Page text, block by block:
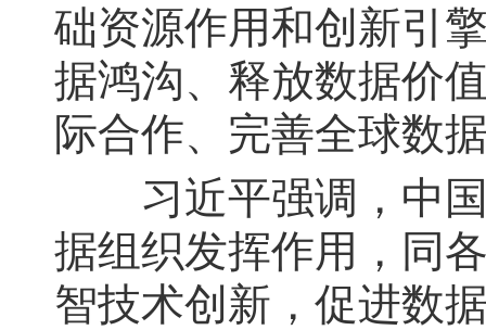
础资源作用和创新引
据鸿沟、释放数据价
际合作、完善全球数
习近平强调，中国
据组织发挥作用，同
智技术创新，促进数